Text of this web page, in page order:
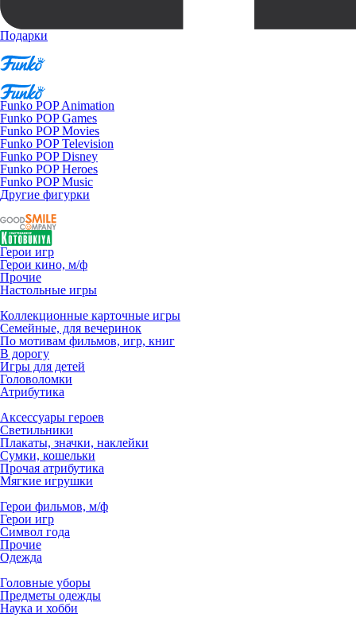
Подарки
Funko POP Animation
Funko POP Games
Funko POP Movies
Funko POP Television
Funko POP Disney
Funko POP Heroes
Funko POP Music
Другие фигурки
Герои игр
Герои кино, м/ф
Прочие
Настольные игры
Коллекционные карточные игры
Семейные, для вечеринок
По мотивам фильмов, игр, книг
В дорогу
Игры для детей
Головоломки
Атрибутика
Аксессуары героев
Светильники
Плакаты, значки, наклейки
Сумки, кошельки
Прочая атрибутика
Мягкие игрушки
Герои фильмов, м/ф
Герои игр
Символ года
Прочие
Одежда
Головные уборы
Предметы одежды
Наука и хобби